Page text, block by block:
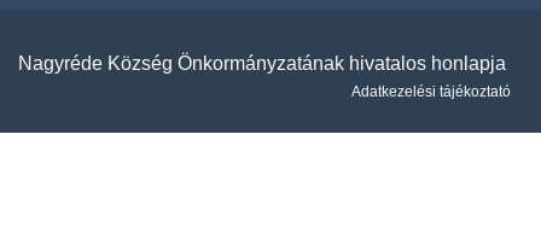
Nagyréde Község Önkormányzatának hivatalos honlapja
Adatkezelési tájékoztató